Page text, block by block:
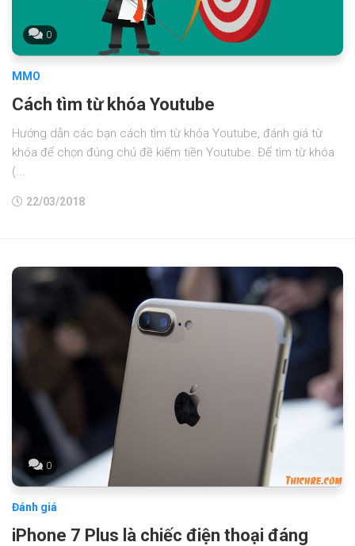
0
MMO
Cách tìm từ khóa Youtube
Hướng dẫn các bạn cách tìm từ khóa Youtube, đánh giá từ
khóa để chọn đúng chủ đề kiếm tiền Youtube. Để tìm từ khóa
(...
22/03/2018
0
Đánh giá
iPhone 7 Plus là chiếc điện thoại đáng